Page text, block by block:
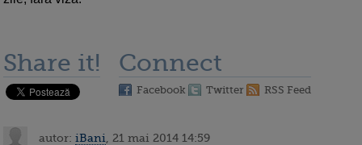
Share it! Connect
Facebook Twitter RSS Feed
autor: iBani , 21 mai 2014 14:59